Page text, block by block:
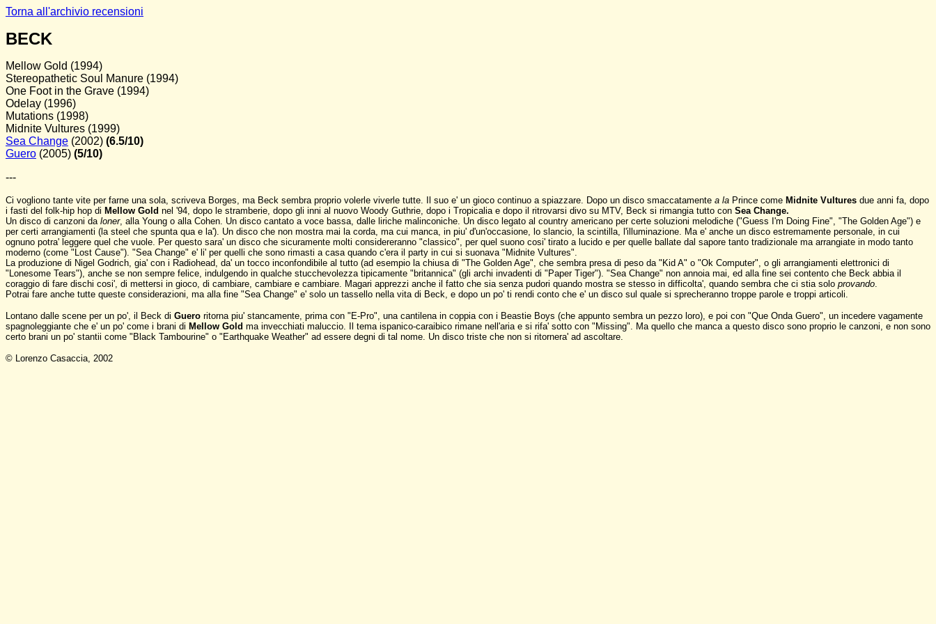
Torna all'archivio recensioni
BECK
Mellow Gold (1994)
Stereopathetic Soul Manure (1994)
One Foot in the Grave (1994)
Odelay (1996)
Mutations (1998)
Midnite Vultures (1999)
Sea Change (2002) (6.5/10)
Guero (2005) (5/10)
---
Ci vogliono tante vite per farne una sola, scriveva Borges, ma Beck sembra proprio volerle viverle tutte. Il suo e' un gioco continuo a spiazzare. Dopo un disco smaccatamente a la Prince come Midnite Vultures due anni fa, dopo
i fasti del folk-hip hop di Mellow Gold nel '94, dopo le stramberie, dopo gli inni al nuovo Woody Guthrie, dopo i Tropicalia e dopo il ritrovarsi divo su MTV, Beck si rimangia tutto con Sea Change.
Un disco di canzoni da loner, alla Young o alla Cohen. Un disco cantato a voce bassa, dalle liriche malinconiche. Un disco legato al country americano per certe soluzioni melodiche ("Guess I'm Doing Fine", "The Golden Age") e
per certi arrangiamenti (la steel che spunta qua e la'). Un disco che non mostra mai la corda, ma cui manca, in piu' d'un'occasione, lo slancio, la scintilla, l'illuminazione. Ma e' anche un disco estremamente personale, in cui
ognuno potra' leggere quel che vuole. Per questo sara' un disco che sicuramente molti considereranno "classico", per quel suono cosi' tirato a lucido e per quelle ballate dal sapore tanto tradizionale ma arrangiate in modo tanto
moderno (come "Lost Cause"). "Sea Change" e' li' per quelli che sono rimasti a casa quando c'era il party in cui si suonava "Midnite Vultures".
La produzione di Nigel Godrich, gia' con i Radiohead, da' un tocco inconfondibile al tutto (ad esempio la chiusa di "The Golden Age", che sembra presa di peso da "Kid A" o "Ok Computer", o gli arrangiamenti elettronici di
"Lonesome Tears"), anche se non sempre felice, indulgendo in qualche stucchevolezza tipicamente "britannica" (gli archi invadenti di "Paper Tiger"). "Sea Change" non annoia mai, ed alla fine sei contento che Beck abbia il
coraggio di fare dischi cosi', di mettersi in gioco, di cambiare, cambiare e cambiare. Magari apprezzi anche il fatto che sia senza pudori quando mostra se stesso in difficolta', quando sembra che ci stia solo provando.
Potrai fare anche tutte queste considerazioni, ma alla fine "Sea Change" e' solo un tassello nella vita di Beck, e dopo un po' ti rendi conto che e' un disco sul quale si sprecheranno troppe parole e troppi articoli.
Lontano dalle scene per un po', il Beck di Guero ritorna piu' stancamente, prima con "E-Pro", una cantilena in coppia con i Beastie Boys (che appunto sembra un pezzo loro), e poi con "Que Onda Guero", un incedere vagamente
spagnoleggiante che e' un po' come i brani di Mellow Gold ma invecchiati maluccio. Il tema ispanico-caraibico rimane nell'aria e si rifa' sotto con "Missing". Ma quello che manca a questo disco sono proprio le canzoni, e non sono
certo brani un po' stantii come "Black Tambourine" o "Earthquake Weather" ad essere degni di tal nome. Un disco triste che non si ritornera' ad ascoltare.
© Lorenzo Casaccia, 2002